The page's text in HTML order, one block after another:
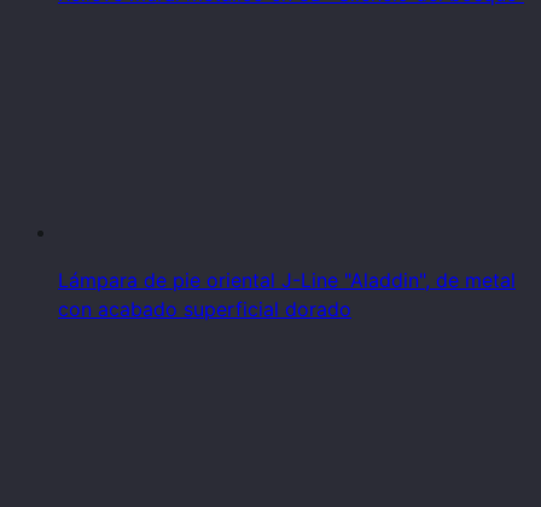
Lámpara de pie oriental J-Line "Aladdin", de metal
con acabado superficial dorado